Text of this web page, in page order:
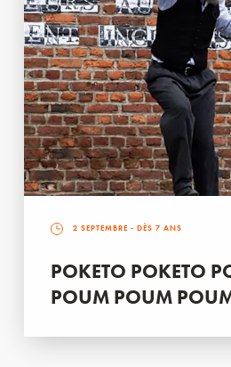
2 SEPTEMBRE - DÈS 7 ANS
POKETO POKETO
POUM POUM